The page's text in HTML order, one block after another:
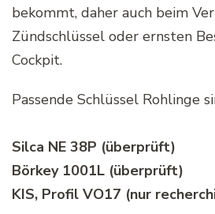
bekommt, daher auch beim
Zündschlüssel oder ernsten
Cockpit.
Passende Schlüssel Rohlinge
Silca NE 38P (überprüft)
Börkey 1001L (überprüft)
KIS, Profil VO17 (nur